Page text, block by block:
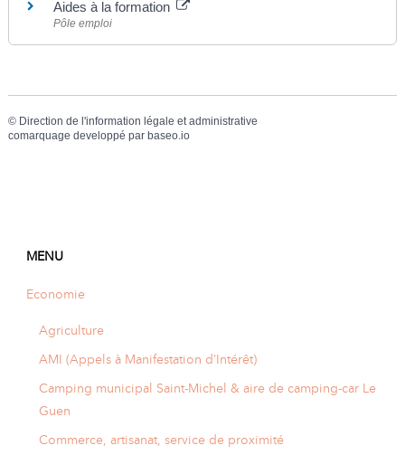
Aides à la formation
Pôle emploi
© Direction de l'information légale et administrative
comarquage developpé par baseo.io
MENU
Economie
Agriculture
AMI (Appels à Manifestation d’Intérêt)
Camping municipal Saint-Michel & aire de camping-car Le
Guen
Commerce, artisanat, service de proximité